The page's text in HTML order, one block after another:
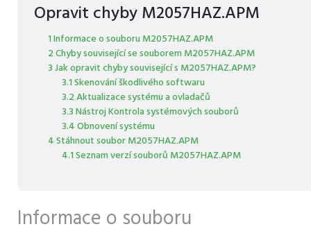
Opravit chyby M2057HAZ.APM
1 Informace o souboru M2057HAZ.APM
2 Chyby související se souborem M2057HAZ.APM
3 Jak opravit chyby související s M2057HAZ.APM?
3.1 Skenování škodlivého softwaru
3.2 Aktualizace systému a ovladačů
3.3 Nástroj Kontrola systémových souborů
3.4 Obnovení systému
4 Stáhnout soubor M2057HAZ.APM
4.1 Seznam verzí souborů M2057HAZ.APM
Informace o souboru